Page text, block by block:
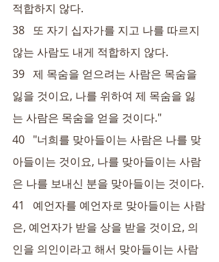
적합하지 않다.
38   또 자기 십자가를 지고 나를 따르지
않는 사람도 내게 적합하지 않다.
39   제 목숨을 얻으려는 사람은 목숨을
잃을 것이요, 나를 위하여 제 목숨을 잃
는 사람은 목숨을 얻을 것이다."
40   "너희를 맞아들이는 사람은 나를 맞
아들이는 것이요, 나를 맞아들이는 사람
은 나를 보내신 분을 맞아들이는 것이다.
41   예언자를 예언자로 맞아들이는 사람
은, 예언자가 받을 상을 받을 것이요, 의
인을 의인이라고 해서 맞아들이는 사람